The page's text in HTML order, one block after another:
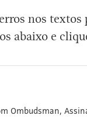
nos textos
abaixo e
Ombudsman,